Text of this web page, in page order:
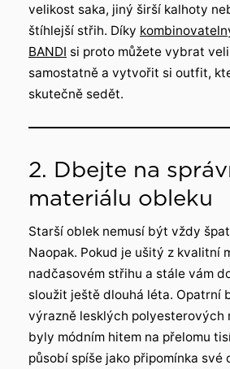
velikost saka, jiný širší kalhoty
štíhlejší střih. Díky
BANDI si proto můžete vybrat
samostatně a vytvořit si outfit,
skutečně sedět.
2. Dbejte na
materiálu obleku
Starší oblek nemusí být vždy
Naopak. Pokud je ušitý z kvalitní
nadčasovém střihu a stále vám
sloužit ještě dlouhá léta. Opatrní
výrazně lesklých polyesterových
byly módním hitem na přelomu
působí spíše jako připomínka své